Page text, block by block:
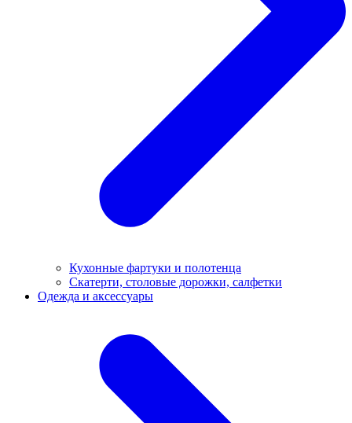
Кухонные фартуки и полотенца
Скатерти, столовые дорожки, салфетки
Одежда и аксессуары